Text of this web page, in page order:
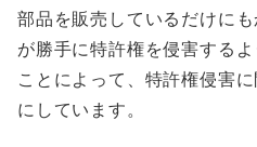
部品を販売しているだけに
が勝手に特許権を侵害する
ことによって、特許権侵害
にしています。